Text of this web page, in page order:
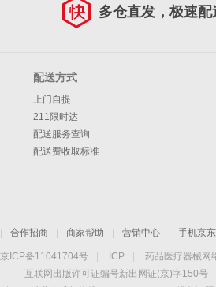
多仓直发，极速配
配送方式
上门自提
211限时达
配送服务查询
配送费收取标准
合作招商 商家帮助 营销中心 手机京东
京ICP备11041704号 ICP 药品医疗器械网
互联网出版许可证编号新出网证(京)字150号